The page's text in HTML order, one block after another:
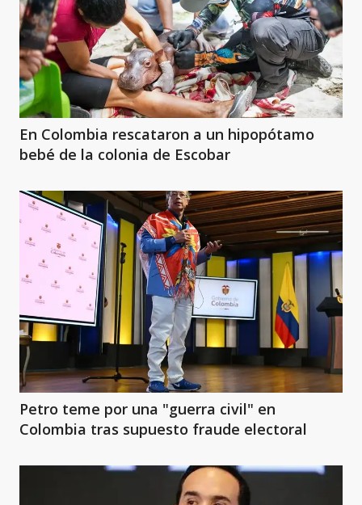
En Colombia rescataron a un hipopótamo
bebé de la colonia de Escobar
Petro teme por una "guerra civil" en
Colombia tras supuesto fraude electoral